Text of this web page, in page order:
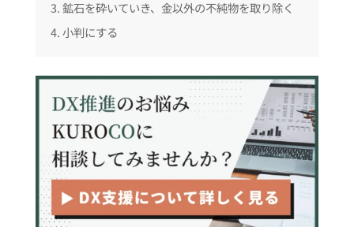
3. 鉱石を砕いていき、金以外の不純物を取り除く
4. 小判にする